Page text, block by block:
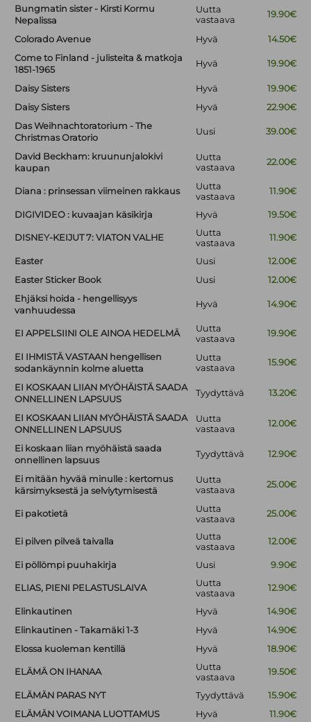
Bungmatin sister - Kirsti Kormu
Nepalissa
Uutta
vastaava
19.90€
Colorado Avenue Hyvä
14.50€
Come to Finland - julisteita & matkoja
1851-1965
Hyvä 19.90€
Daisy Sisters Hyvä
19.90€
Daisy Sisters
Hyvä
22.90€
Das Weihnachtoratorium - The
Christmas Oratorio
Uusi 39.00€
David Beckham: kruununjalokivi
kaupan
Uutta
vastaava
22.00€
Diana : prinsessan viimeinen rakkaus
Uutta
vastaava
11.90€
DIGIVIDEO : kuvaajan käsikirja Hyvä 19.50€
DISNEY-KEIJUT 7: VIATON VALHE
Uutta
vastaava
11.90€
Easter Uusi
12.00€
Easter Sticker Book
Uusi
12.00€
Ehjäksi hoida - hengellisyys
vanhuudessa
Hyvä 14.90€
EI APPELSIINI OLE AINOA HEDELMÄ
Uutta
vastaava
19.90€
EI IHMISTÄ VASTAAN hengellisen
sodankäynnin kolme aluetta
Uutta
vastaava
15.90€
EI KOSKAAN LIIAN MYÖHÄISTÄ SAADA
ONNELLINEN LAPSUUS
Tyydyttävä 13.20€
EI KOSKAAN LIIAN MYÖHÄISTÄ SAADA
ONNELLINEN LAPSUUS
Uutta
vastaava
12.00€
Ei koskaan liian myöhäistä saada
onnellinen lapsuus
Tyydyttävä 12.90€
Ei mitään hyvää minulle : kertomus
kärsimyksestä ja selviytymisestä
Uutta
vastaava
25.00€
Ei pakotietä
Uutta
vastaava
25.00€
Ei pilven pilveä taivalla
Uutta
vastaava
12.00€
Ei pöllömpi puuhakirja Uusi 9.90€
ELIAS, PIENI PELASTUSLAIVA
Uutta
vastaava
12.90€
Elinkautinen Hyvä
14.90€
Elinkautinen - Takamäki 1-3
Hyvä
14.90€
Elossa kuoleman kentillä
Hyvä 18.90€
ELÄMÄ ON IHANAA
Uutta
vastaava
19.50€
ELÄMÄN PARAS NYT Tyydyttävä
15.90€
ELÄMÄN VOIMANA LUOTTAMUS
Hyvä
11.90€